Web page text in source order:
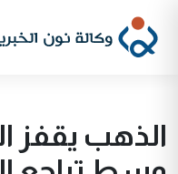
الذهب يقفز